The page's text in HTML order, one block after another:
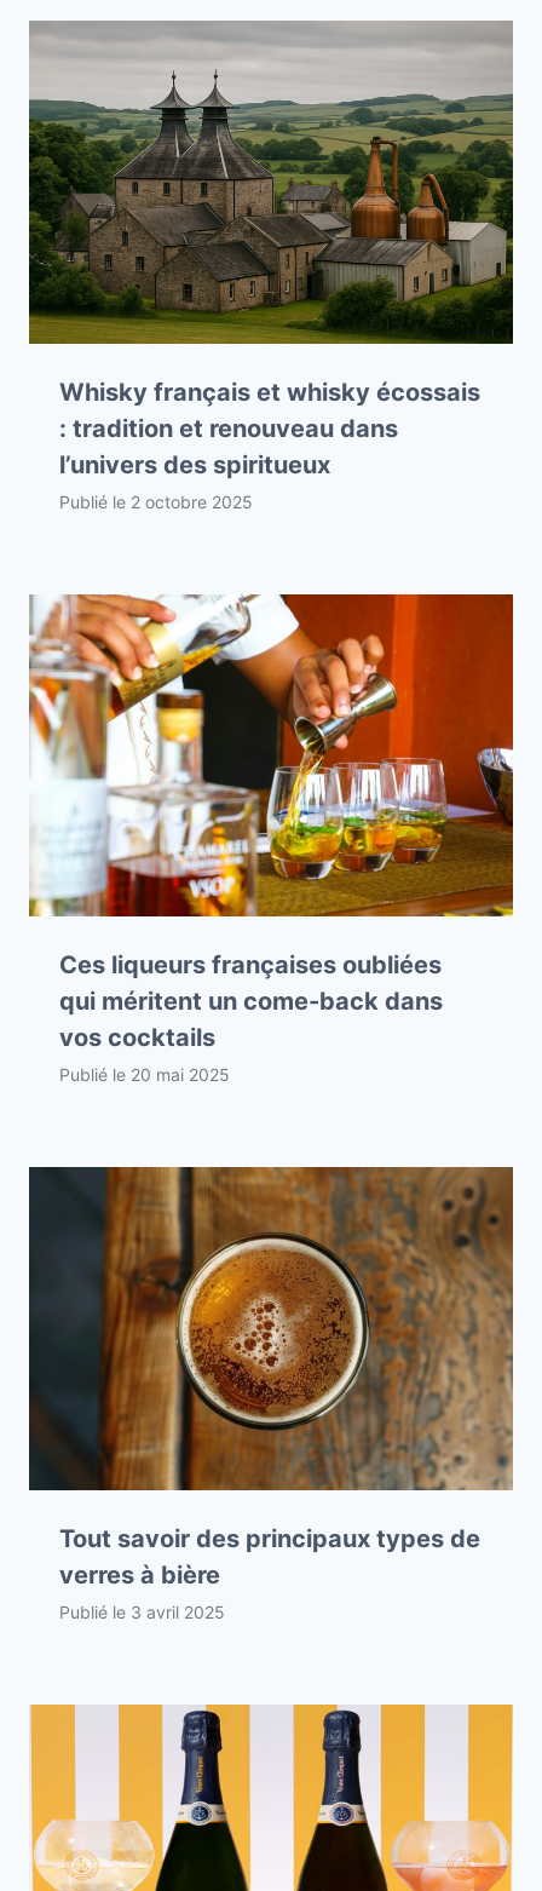
Whisky français et whisky écossais
: tradition et renouveau dans
l’univers des spiritueux
Publié le 2 octobre 2025
Ces liqueurs françaises oubliées
qui méritent un come-back dans
vos cocktails
Publié le 20 mai 2025
Tout savoir des principaux types de
verres à bière
Publié le 3 avril 2025